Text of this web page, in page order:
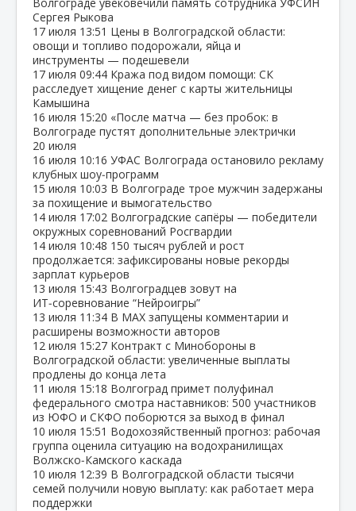
Сергея Рыкова
17 июля 13:51 Цены в Волгоградской области:
овощи и топливо подорожали, яйца и
инструменты — подешевели
17 июля 09:44 Кража под видом помощи: СК
расследует хищение денег с карты жительницы
Камышина
16 июля 15:20 «После матча — без пробок: в
Волгограде пустят дополнительные электрички
20 июля
16 июля 10:16 УФАС Волгограда остановило рекламу
клубных шоу‑программ
15 июля 10:03 В Волгограде трое мужчин задержаны
за похищение и вымогательство
14 июля 17:02 Волгоградские сапёры — победители
окружных соревнований Росгвардии
14 июля 10:48 150 тысяч рублей и рост
продолжается: зафиксированы новые рекорды
зарплат курьеров
13 июля 15:43 Волгоградцев зовут на
ИТ‑соревнование “Нейроигры”
13 июля 11:34 В МАХ запущены комментарии и
расширены возможности авторов
12 июля 15:27 Контракт с Минобороны в
Волгоградской области: увеличенные выплаты
продлены до конца лета
11 июля 15:18 Волгоград примет полуфинал
федерального смотра наставников: 500 участников
из ЮФО и СКФО поборются за выход в финал
10 июля 15:51 Водохозяйственный прогноз: рабочая
группа оценила ситуацию на водохранилищах
Волжско‑Камского каскада
10 июля 12:39 В Волгоградской области тысячи
семей получили новую выплату: как работает мера
поддержки